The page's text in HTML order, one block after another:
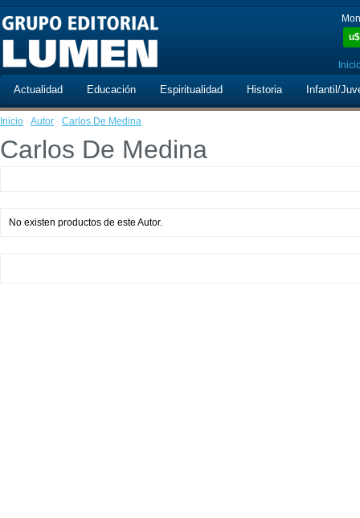
u$
Actualidad Educación Espiritualidad Historia Infantil/
Inicio · Autor · Carlos De Medina
Carlos De Medina
No existen productos de este Autor.